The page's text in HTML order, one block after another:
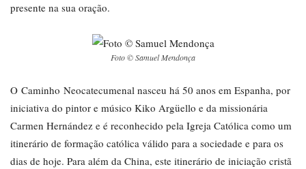
presente na sua oração.
Foto © Samuel Mendonça
O Caminho Neocatecumenal nasceu há 50 anos em Espanha, por
iniciativa do pintor e músico Kiko Argüello e da missionária
Carmen Hernández e é reconhecido pela Igreja Católica como um
itinerário de formação católica válido para a sociedade e para os
dias de hoje. Para além da China, este itinerário de iniciação cristã